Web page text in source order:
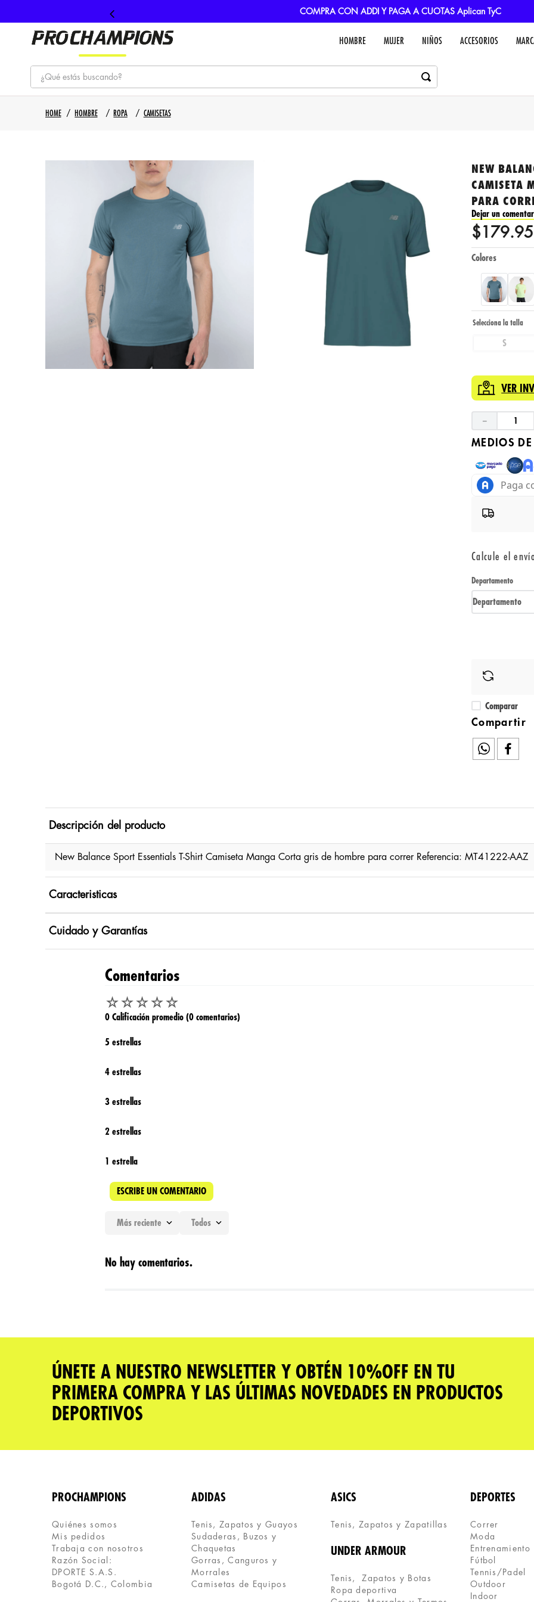
COMPRA CON ADDI Y PAGA A CUOTAS Aplican TyC
HOMBRE MUJER NIÑOS ACCESORIOS
¿Qué estás buscando?
1. tenis
3. nike
HOMBRE ROPA CAMISETAS
NEW
CAMISETA
PARA
Dejar un
$ 179.
Colores
S
VER
－
MEDIOS
Calcule el
Departamento
Departamento
Comparar
Descripción del producto
New Balance Sport Essentials T-Shirt Camiseta Manga Corta gris de hombre para correr Referencia: MT41222-AAZ
Caracteristicas
Cuidado y Garantías
Comentarios
☆☆☆☆☆
0 Calificación promedio (0 comentarios)
5 estrellas
4 estrellas
3 estrellas
2 estrellas
1 estrella
ESCRIBE UN COMENTARIO
★★★★★
Dirección de email
ENVIAR COMENTARIO
Más reciente Todos
No hay comentarios.
ÚNETE A NUESTRO NEWSLETTER Y OBTÉN 10%OFF EN TU
PRIMERA COMPRA Y LAS ÚLTIMAS NOVEDADES EN PRODUCTOS
DEPORTIVOS
PROCHAMPIONS
Quiénes somos
Mis pedidos
Trabaja con nosotros
Razón Social:
DPORTE S.A.S.
Bogotá D.C., Colombia
ADIDAS
Tenis, Zapatos y Guayos
Sudaderas, Buzos y
Chaquetas
Gorras, Canguros y
Morrales
Camisetas de Equipos
ASICS
Tenis, Zapatos y Zapatillas
UNDER ARMOUR
Tenis,  Zapatos y Botas
Ropa deportiva
DEPORTES
Correr
Moda
Entrenamiento
Fútbol
Tennis/Padel
Outdoor
Indoor